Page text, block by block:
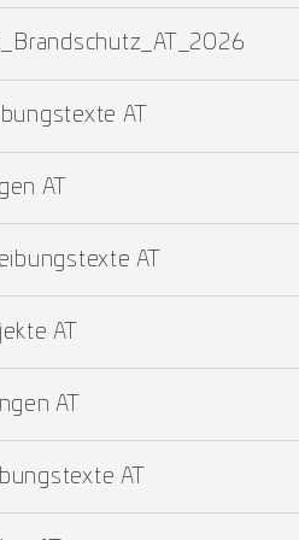
AT
AT
AT
AT
AT
AT